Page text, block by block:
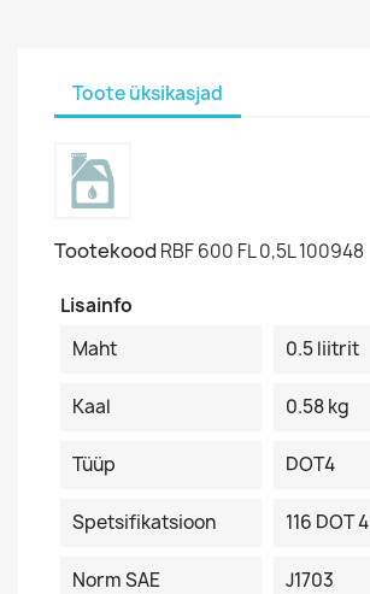
Toote üksikasjad
Tootekood RBF 600 FL 0,5L 100948
Lisainfo
Maht
0.5 liitrit
Kaal 0.58 kg
Tüüp DOT4
Spetsifikatsioon 116 DOT 4
Norm SAE J1703